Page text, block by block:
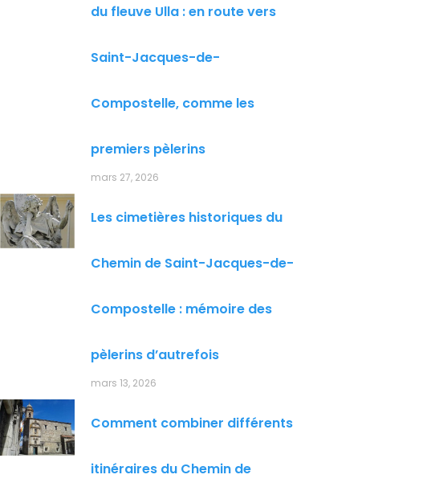
du fleuve Ulla : en route vers
Saint-Jacques-de-
Compostelle, comme les
premiers pèlerins
mars 27, 2026
Les cimetières historiques du
Chemin de Saint-Jacques-de-
Compostelle : mémoire des
pèlerins d’autrefois
mars 13, 2026
Comment combiner différents
itinéraires du Chemin de